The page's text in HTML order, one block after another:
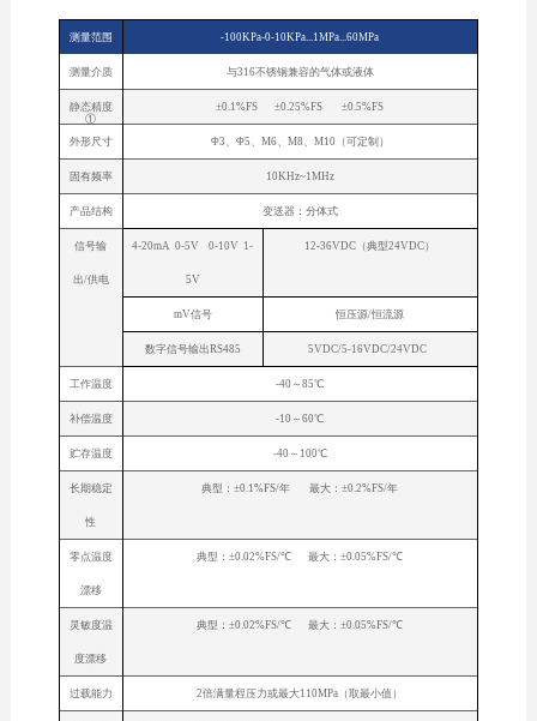
测量范围 -100KPa-0-10KPa...1MPa...60MPa
测量介质 与316不锈钢兼容的气体或液体
静态精度
①
±0.1%FS ±0.25%FS ±0.5%FS
外形尺寸 Φ3、Φ5、M6、M8、M10（可定制）
固有频率 10KHz~1MHz
产品结构 变送器：分体式
信号输
出/供电
4-20mA 0-5V 0-10V 1-
5V
12-36VDC（典型24VDC）
mV信号 恒压源/恒流源
数字信号输出RS485 5VDC/5-16VDC/24VDC
工作温度 -40～85℃
补偿温度 -10～60℃
贮存温度 -40～100℃
长期稳定
性
典型：±0.1%FS/年 最大：±0.2%FS/年
零点温度
漂移
典型：±0.02%FS/℃ 最大：±0.05%FS/℃
灵敏度温
度漂移
典型：±0.02%FS/℃ 最大：±0.05%FS/℃
过载能力 2倍满量程压力或最大110MPa（取最小值）